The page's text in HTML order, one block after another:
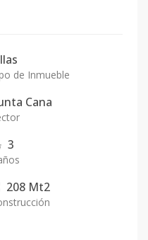
de Inmueble
Cana
3
208 Mt2